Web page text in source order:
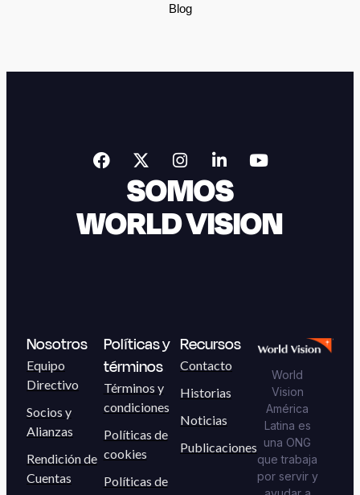
Blog
SOMOS
WORLD VISION
Nosotros
Equipo
Directivo
Socios y
Alianzas
Rendición de
Cuentas
Políticas y
términos
Términos y
condiciones
Políticas de
cookies
Políticas de
Recursos
Contacto
Historias
Noticias
Publicaciones
World
Vision
América
Latina es
una ONG
que trabaja
por servir y